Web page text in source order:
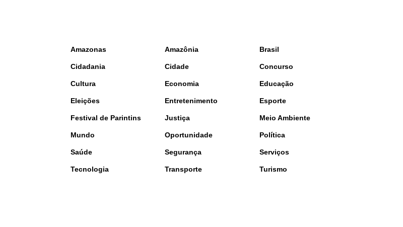
Amazonas Amazônia Brasil
Cidadania Cidade Concurso
Cultura Economia Educação
Eleições Entretenimento Esporte
Festival de Parintins Justiça Meio Ambiente
Mundo Oportunidade Política
Saúde Segurança Serviços
Tecnologia Transporte Turismo